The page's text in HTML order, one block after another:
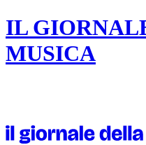
IL
MUSICA